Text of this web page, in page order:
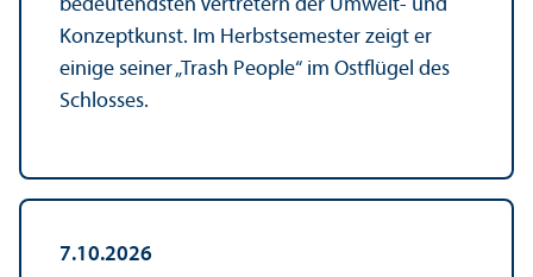
bedeutendsten Vertretern der Umwelt- und
Konzeptkunst. Im Herbstsemester zeigt er
einige seiner „Trash People“ im Ostflügel des
Schlosses.
7.10.2026